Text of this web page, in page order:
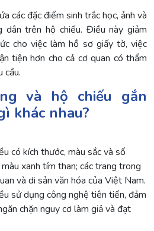
các đặc điểm sinh trắc học, ảnh và
dân trên hộ chiếu. Điều này giảm
cho việc làm hồ sơ giấy tờ, việc
tiện hơn cho cả cơ quan có thẩm
cầu.
và hộ chiếu gắn
khác nhau?
có kích thước, màu sắc và số
xanh tím than; các trang trong
và di sản văn hóa của Việt Nam.
sử dụng công nghệ tiên tiến, đảm
chặn nguy cơ làm giả và đạt